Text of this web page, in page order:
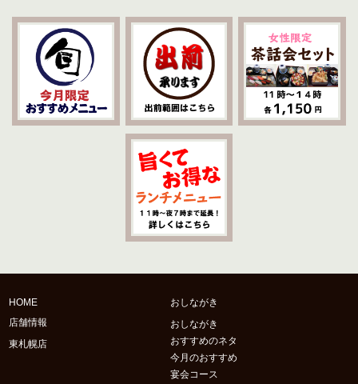
HOME
店舗情報
東札幌店
おしながき
おしながき
おすすめのネタ
今月のおすすめ
宴会コース